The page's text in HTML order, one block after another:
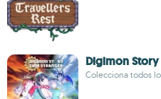
Digimon
Colecciona todos